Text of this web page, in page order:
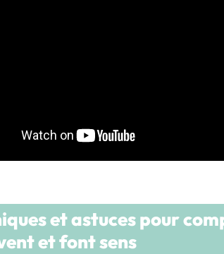
et astuces pour
et font sens